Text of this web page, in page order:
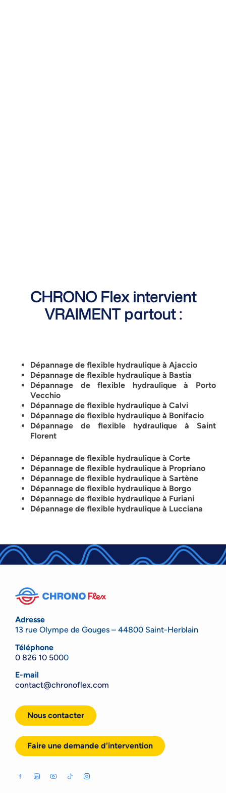
CHRONO Flex intervient
VRAIMENT partout :
Dépannage de flexible hydraulique à Ajaccio
Dépannage de flexible hydraulique à Bastia
Dépannage de flexible hydraulique à Porto
Vecchio
Dépannage de flexible hydraulique à Calvi
Dépannage de flexible hydraulique à Bonifacio
Dépannage de flexible hydraulique à Saint
Florent
Dépannage de flexible hydraulique à Corte
Dépannage de flexible hydraulique à Propriano
Dépannage de flexible hydraulique à Sartène
Dépannage de flexible hydraulique à Borgo
Dépannage de flexible hydraulique à Furiani
Dépannage de flexible hydraulique à Lucciana
Adresse
13 rue Olympe de Gouges – 44800 Saint-Herblain
Téléphone
0 826 10 5000
E-mail
contact@chronoflex.com
Nous contacter
Faire une demande d'intervention